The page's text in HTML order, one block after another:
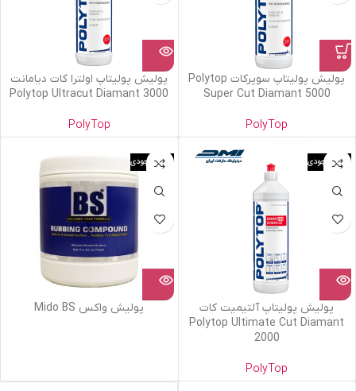
پولیش پولیتاپ سوپرکات Polytop
Super Cut Diamant 5000
PolyTop
پولیش پولیتاپ اولترا کات دیامانت
3000 Polytop Ultracut Diamant
PolyTop
اتمام موجودی
پولیش پولیتاپ آلتیمیت کات
Polytop Ultimate Cut Diamant
2000
PolyTop
اتمام موجودی
پولیش واکس Mido BS